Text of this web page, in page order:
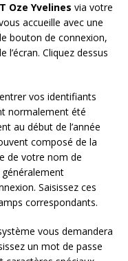
Oze Yvelines via votre
accueille avec une
bouton de connexion,
Cliquez dessus
vos identifiants
normalement été
au début de l’année
composé de la
de votre nom de
Saisissez ces
correspondants.
vous demandera
un mot de passe